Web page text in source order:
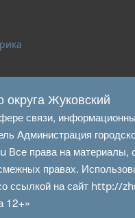
Жуковский
связи,
Все права на материалы,
правах.
ссылкой на сайт http://
12+»